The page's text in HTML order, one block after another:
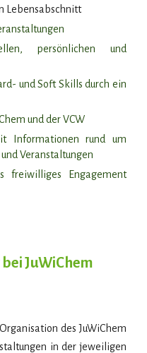
Lebensabschnitt
persönlichen und
und Soft Skills durch ein
und der VCW
Informationen rund um
Veranstaltungen
freiwilliges Engagement
JuWiChem
des JuWiChem
in der jeweiligen